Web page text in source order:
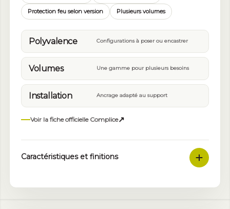
Protection feu selon version Plusieurs volumes
Polyvalence Configurations à poser ou encastrer
Volumes Une gamme pour plusieurs besoins
Installation Ancrage adapté au support
Voir la fiche officielle Complice↗
Caractéristiques et finitions